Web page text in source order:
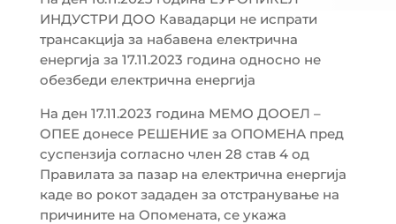
ИНДУСТРИ ДОО Кавадарци не испрати
трансакција за набавена електрична
енергија за 17.11.2023 година односно не
обезбеди електрична енергија
На ден 17.11.2023 година МЕМО ДООЕЛ –
ОПЕЕ донесе РЕШЕНИЕ за ОПОМЕНА пред
суспензија согласно член 28 став 4 од
Правилата за пазар на електрична енергија
каде во рокот зададен за отстранување на
причините на Опомената, се укажа